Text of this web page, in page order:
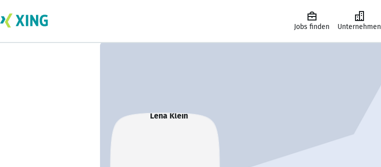
Jobs finden Unternehmen